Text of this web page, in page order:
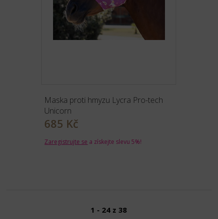
Maska proti hmyzu Lycra Pro-tech
Unicorn
685 Kč
Zaregistrujte se a získejte slevu 5%!
1 - 24 z 38